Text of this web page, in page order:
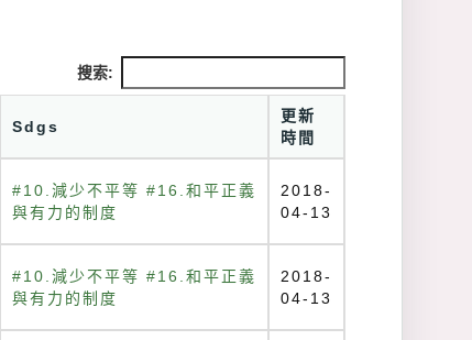
搜索:
Sdgs
更新
時間
#10.減少不平等 #16.和平正義
與有力的制度
2018-
04-13
#10.減少不平等 #16.和平正義
與有力的制度
2018-
04-13